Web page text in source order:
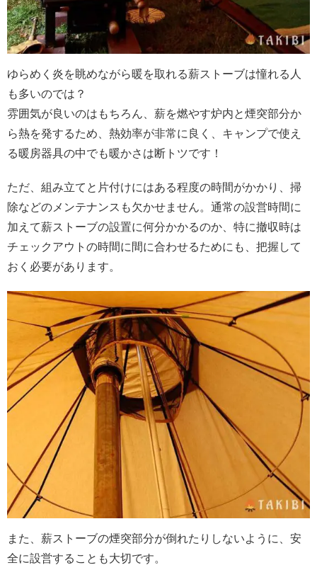
ゆらめく炎を眺めながら暖を取れる薪ストーブは憧れる人
も多いのでは？
雰囲気が良いのはもちろん、薪を燃やす炉内と煙突部分か
ら熱を発するため、熱効率が非常に良く、キャンプで使え
る暖房器具の中でも暖かさは断トツです！
ただ、組み立てと片付けにはある程度の時間がかかり、掃
除などのメンテナンスも欠かせません。通常の設営時間に
加えて薪ストーブの設置に何分かかるのか、特に撤収時は
チェックアウトの時間に間に合わせるためにも、把握して
おく必要があります。
また、薪ストーブの煙突部分が倒れたりしないように、安
全に設営することも大切です。